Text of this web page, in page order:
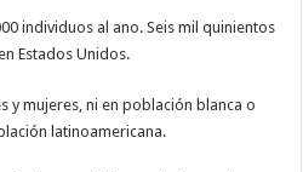
individuos al ano. Seis mil quinientos
Estados Unidos.
y mujeres, ni en población blanca o
latinoamericana.